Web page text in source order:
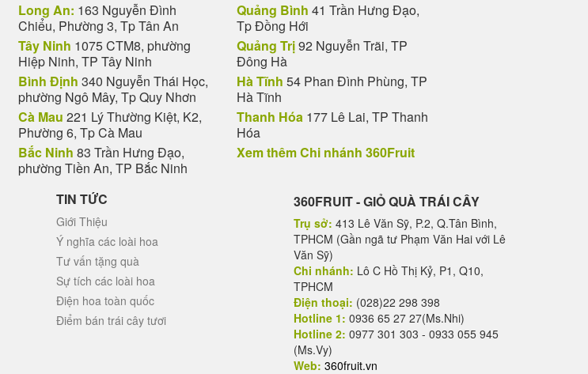
Long An: 163 Nguyễn Đình
Chiểu, Phường 3, Tp Tân An
Tây Ninh 1075 CTM8, phường
Hiệp Ninh, TP Tây Ninh
Bình Định 340 Nguyễn Thái Học,
phường Ngô Mây, Tp Quy Nhơn
Cà Mau 221 Lý Thường Kiệt, K2,
Phường 6, Tp Cà Mau
Bắc Ninh 83 Trần Hưng Đạo,
phường Tiền An, TP Bắc Ninh
Quảng Bình 41 Trần Hưng Đạo,
Tp Đồng Hới
Quảng Trị92 Nguyễn Trãi, TP
Đông Hà
Hà Tĩnh 54 Phan Đình Phùng, TP
Hà Tĩnh
Thanh Hóa 177 Lê Lai, TP Thanh
Hóa
Xem thêm Chi nhánh 360Fruit
TIN TỨC
Giới Thiệu
Ý nghĩa các loài hoa
Tư vấn tặng quà
Sự tích các loài hoa
Điện hoa toàn quốc
Điểm bán trái cây tươi
360FRUIT - GIỎ QUÀ TRÁI CÂY
Trụ sở: 413 Lê Văn Sỹ, P.2, Q.Tân Bình,
TPHCM (Gần ngã tư Phạm Văn Hai với Lê
Văn Sỹ)
Chi nhánh: Lô C Hồ Thị Kỷ, P1, Q10,
TPHCM
Điện thoại: (028)22 298 398
Hotline 1: 0936 65 27 27(Ms.Nhi)
Hotline 2: 0977 301 303 - 0933 055 945
(Ms.Vy)
Web: 360fruit.vn